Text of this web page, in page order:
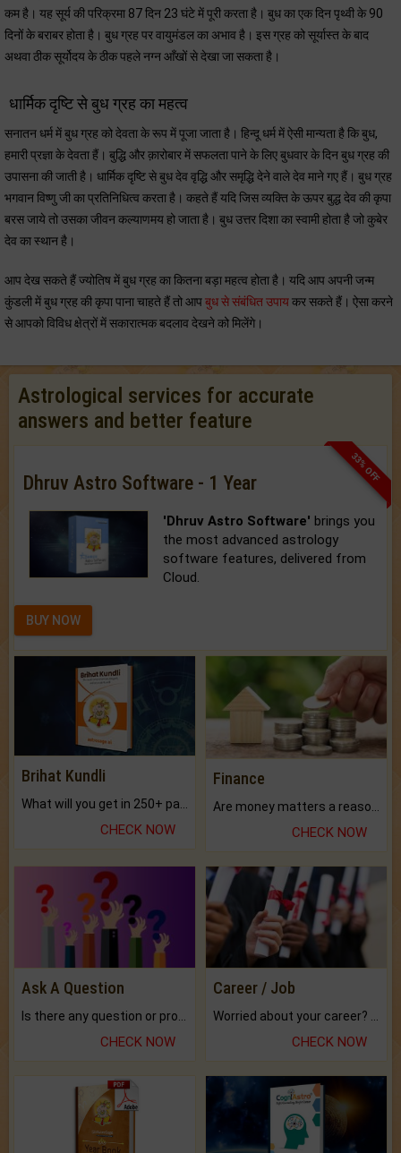
कम है। यह सूर्य की परिक्रमा 87 दिन 23 घंटे में पूरी करता है। बुध का एक दिन पृथ्वी के 90
दिनों के बराबर होता है। बुध ग्रह पर वायुमंडल का अभाव है। इस ग्रह को सूर्यास्त के बाद
अथवा ठीक सूर्योदय के ठीक पहले नग्न आँखों से देखा जा सकता है।
धार्मिक दृष्टि से बुध ग्रह का महत्व
सनातन धर्म में बुध ग्रह को देवता के रूप में पूजा जाता है। हिन्दू धर्म में ऐसी मान्यता है कि बुध,
हमारी प्रज्ञा के देवता हैं। बुद्धि और क़ारोबार में सफलता पाने के लिए बुधवार के दिन बुध ग्रह की
उपासना की जाती है। धार्मिक दृष्टि से बुध देव वृद्धि और समृद्धि देने वाले देव माने गए हैं। बुध ग्रह
भगवान विष्णु जी का प्रतिनिधित्व करता है। कहते हैं यदि जिस व्यक्ति के ऊपर बुद्ध देव की कृपा
बरस जाये तो उसका जीवन कल्याणमय हो जाता है। बुध उत्तर दिशा का स्वामी होता है जो कुबेर
देव का स्थान है।
आप देख सकते हैं ज्योतिष में बुध ग्रह का कितना बड़ा महत्व होता है। यदि आप अपनी जन्म
कुंडली में बुध ग्रह की कृपा पाना चाहते हैं तो आपबुध से संबंधित उपायकर सकते हैं। ऐसा करने
से आपको विविध क्षेत्रों में सकारात्मक बदलाव देखने को मिलेंगे।
Astrological services for accurate
answers and better feature
33% OFF
Dhruv Astro Software - 1 Year
'Dhruv Astro Software' brings you
the most advanced astrology
software features, delivered from
Cloud.
BUY NOW
Brihat Kundli
CHECK NOW
Finance
CHECK NOW
Ask A Question
CHECK NOW
Career / Job
CHECK NOW